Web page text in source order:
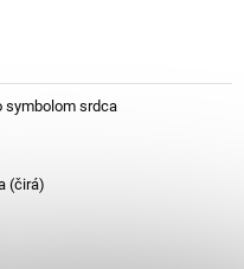
symbolom srdca
(čirá)